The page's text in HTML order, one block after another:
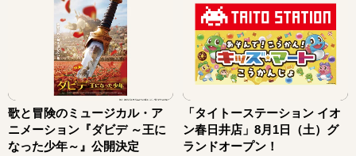
歌と冒険のミュージカル・ア
ニメーション『ダビデ ～王に
なった少年～』公開決定
「タイトーステーション イオ
ン春日井店」8月1日（土）グ
ランドオープン！